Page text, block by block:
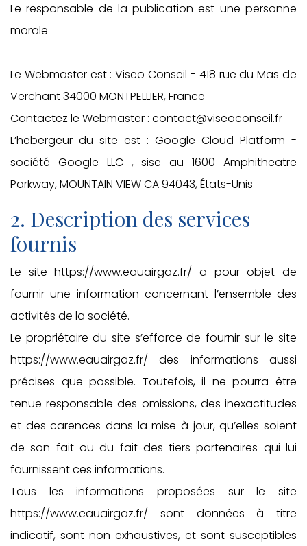
Le responsable de la publication est une personne
morale
Le Webmaster est : Viseo Conseil - 418 rue du Mas de
Verchant 34000 MONTPELLIER, France
Contactez le Webmaster : contact@viseoconseil.fr
L’hebergeur du site est : Google Cloud Platform -
société Google LLC , sise au 1600 Amphitheatre
Parkway, MOUNTAIN VIEW CA 94043, États-Unis
2. Description des services
fournis
Le site https://www.eauairgaz.fr/ a pour objet de
fournir une information concernant l’ensemble des
activités de la société.
Le propriétaire du site s’efforce de fournir sur le site
https://www.eauairgaz.fr/ des informations aussi
précises que possible. Toutefois, il ne pourra être
tenue responsable des omissions, des inexactitudes
et des carences dans la mise à jour, qu’elles soient
de son fait ou du fait des tiers partenaires qui lui
fournissent ces informations.
Tous les informations proposées sur le site
https://www.eauairgaz.fr/ sont données à titre
indicatif, sont non exhaustives, et sont susceptibles